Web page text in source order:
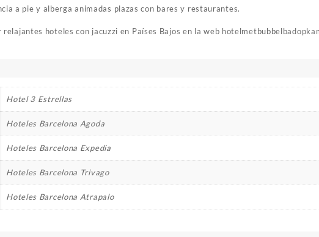
a pie y alberga animadas plazas con bares y restaurantes.
relajantes hoteles con jacuzzi en Países Bajos en la web
Hotel 3 Estrellas
Hoteles Barcelona Agoda
Hoteles Barcelona Expedia
Hoteles Barcelona Trivago
Hoteles Barcelona Atrapalo